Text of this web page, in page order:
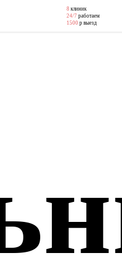
8 клиник
24/7 работаем
1500 р выезд